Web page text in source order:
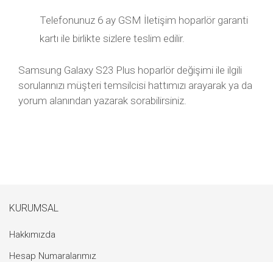
Telefonunuz 6 ay GSM İletişim hoparlör garanti
kartı ile birlikte sizlere teslim edilir.
Samsung Galaxy S23 Plus hoparlör değişimi ile ilgili
sorularınızı müşteri temsilcisi hattımızı arayarak ya da
yorum alanından yazarak sorabilirsiniz.
KURUMSAL
Hakkımızda
Hesap Numaralarımız